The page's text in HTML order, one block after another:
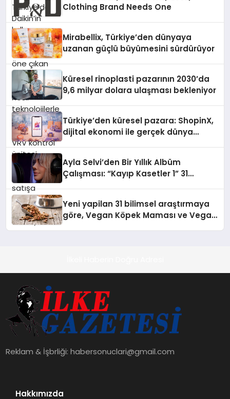
VRV kontrol ünitesi Madoka Plus
Türkiye’de satışa sunuldu. Tam
dokunmatik ekranı, mobil uygulama
desteği ve akıllı sensör entegrasyonu
sayesinde iklimlendirme sistemlerinin
yönetimini daha kolay, konforlu ve
verimli hale getiriyor. Enerji
verimliliğini artırırken modern yaşam
Clothing Brand Needs One
Mirabellix, Türkiye’den dünyaya
uzanan güçlü büyümesini sürdürüyor
Küresel rinoplasti pazarının 2030’da
9,6 milyar dolara ulaşması bekleniyor
Türkiye’den küresel pazara: ShopinX,
dijital ekonomi ile gerçek dünya
Ayla Selvi’den Bir Yıllık Albüm
Çalışması: “Kayıp Kasetler 1” 31
Yeni yapilan 31 bilimsel araştırmaya
göre, Vegan Köpek Maması ve Vegan
Reklam & İşbrliği:habersonuclari@gmail.com
Hakkımızda